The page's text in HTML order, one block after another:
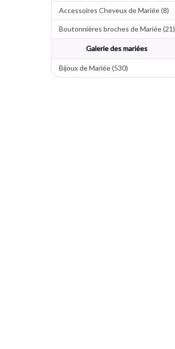
Accessoires Cheveux de Mariée (8)
Boutonnières broches de Mariée (21)
Galerie des mariées
Bijoux de Mariée (530)